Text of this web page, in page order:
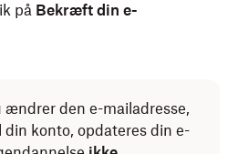
på Bekræft din e-
ændrer den e-mailadresse,
konto, opdateres din e-